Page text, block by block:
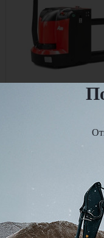
Электротележка